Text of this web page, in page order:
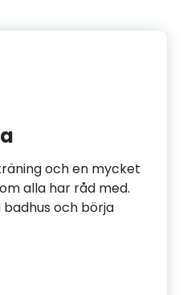
och en mycket
alla har råd med.
och börja